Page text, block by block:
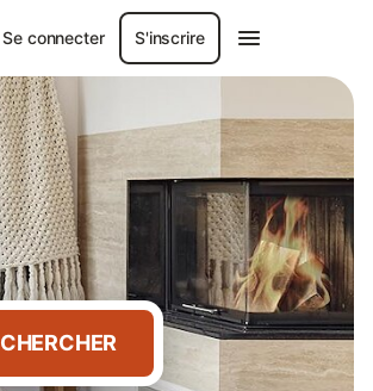
Se connecter S'inscrire
CHERCHER